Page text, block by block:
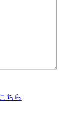
ちら